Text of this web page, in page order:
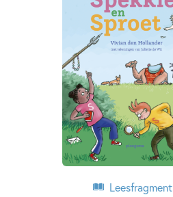
Leesfragment